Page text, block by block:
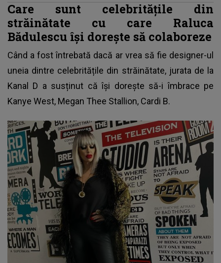
Care sunt celebritățile din
străinătate cu care Raluca
Bădulescu își dorește să colaboreze
Când a fost întrebată dacă ar vrea să fie designer-ul
uneia dintre celebritățile din străinătate, jurata de la
Kanal D a susținut că își dorește să-i îmbrace pe
Kanye West, Megan Thee Stallion, Cardi B.